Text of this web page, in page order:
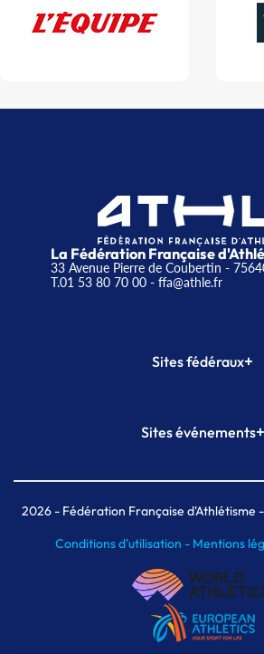
La Fédération Française
33 Avenue Pierre de Coubertin -
T.01 53 80 70 00- ffa@athle.fr
Sites fédéraux+
Plateforme Formation
Sites événements+
Meeting de Paris
MAIF Ekiden de Paris
2026- Fédération Française d'Athlétisme -
Conditions d'utilisation - Mentions